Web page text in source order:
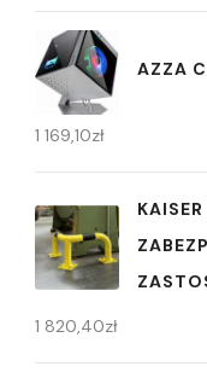
AZZA
1 169,10zł
1 820,40zł